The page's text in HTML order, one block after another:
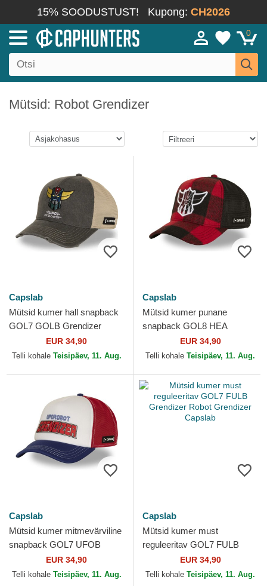
15% SOODUSTUST! Kupong: CH2026
0
Mütsid: Robot Grendizer
Capslab
Mütsid kumer hall snapback
GOL7 GOLB Grendizer
Robot Grendizer Capslab
EUR 34,90
Telli kohale Teisipäev, 11. Aug.
Capslab
Mütsid kumer punane
snapback GOL8 HEA
Grendizer Robot Grendizer
Capslab
EUR 34,90
Telli kohale Teisipäev, 11. Aug.
Capslab
Mütsid kumer mitmevärviline
snapback GOL7 UFOB
Grendizer Robot Grendizer
Capslab
EUR 34,90
Telli kohale Teisipäev, 11. Aug.
Capslab
Mütsid kumer must
reguleeritav GOL7 FULB
Grendizer Robot Grendizer
Capslab
EUR 34,90
Telli kohale Teisipäev, 11. Aug.